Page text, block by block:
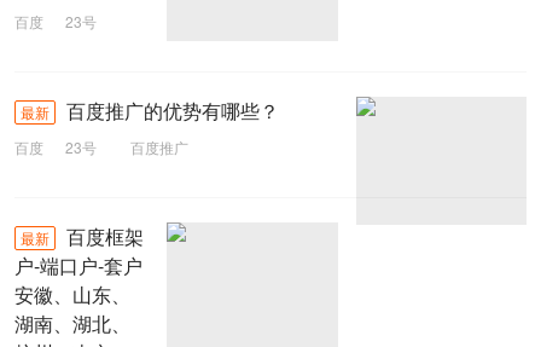
百度
23号
最新 百度推广的优势有哪些？
百度 23号 百度推广
最新
百度框架
户-端口户-套户
安徽、山东、
湖南、湖北、